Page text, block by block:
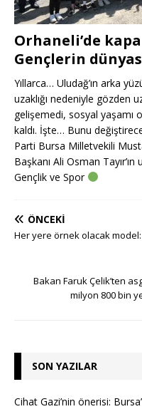
Orhaneli’de
Gençlerin
Yıllarca… Uludağ’ın arka
uzaklığı nedeniyle gözden
gelişemedi, sosyal yaşamı
kaldı. İşte… Bunu
Parti Bursa Milletvekili
Başkanı Ali Osman
Gençlik ve Spor
ÖNCEKI
Her yere örnek olacak model:
Bakan Faruk Çelik’ten
milyon 800 bin
SON YAZILAR
Cihat Gazi’nin önerisi: